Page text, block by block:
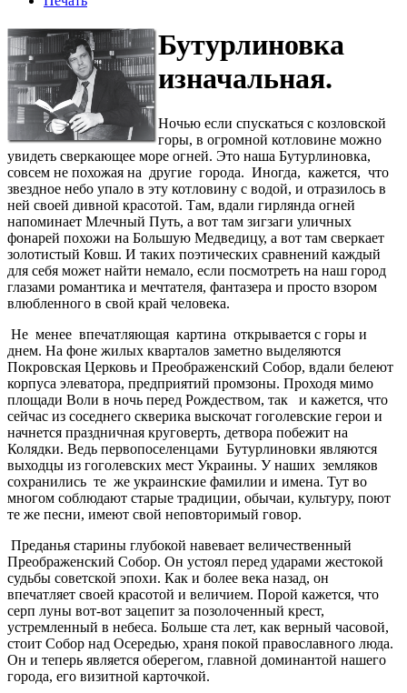
Бутурлиновка
изначальная.
Ночью если спускаться с козловской
горы, в огромной котловине можно
увидеть сверкающее море огней. Это наша Бутурлиновка,
совсем не похожая на другие города. Иногда, кажется, что
звездное небо упало в эту котловину с водой, и отразилось в
ней своей дивной красотой. Там, вдали гирлянда огней
напоминает Млечный Путь, а вот там зигзаги уличных
фонарей похожи на Большую Медведицу, а вот там сверкает
золотистый Ковш. И таких поэтических сравнений каждый
для себя может найти немало, если посмотреть на наш город
глазами романтика и мечтателя, фантазера и просто взором
влюбленного в свой край человека.
Не менее впечатляющая картина открывается с горы и
днем. На фоне жилых кварталов заметно выделяются
Покровская Церковь и Преображенский Собор, вдали белеют
корпуса элеватора, предприятий промзоны. Проходя мимо
площади Воли в ночь перед Рождеством, так и кажется, что
сейчас из соседнего скверика выскочат гоголевские герои и
начнется праздничная круговерть, детвора побежит на
Колядки. Ведь первопоселенцами Бутурлиновки являются
выходцы из гоголевских мест Украины. У наших земляков
сохранились те же украинские фамилии и имена. Тут во
многом соблюдают старые традиции, обычаи, культуру, поют
те же песни, имеют свой неповторимый говор.
Преданья старины глубокой навевает величественный
Преображенский Собор. Он устоял перед ударами жестокой
судьбы советской эпохи. Как и более века назад, он
впечатляет своей красотой и величием. Порой кажется, что
серп луны вот-вот зацепит за позолоченный крест,
устремленный в небеса. Больше ста лет, как верный часовой,
стоит Собор над Осередью, храня покой православного люда.
Он и теперь является оберегом, главной доминантой нашего
города, его визитной карточкой.